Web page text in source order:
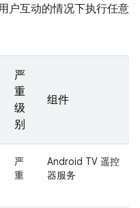
户互动的情况下执行任意
严
重
级
别
组件
严
重
Android TV 遥控
器服务